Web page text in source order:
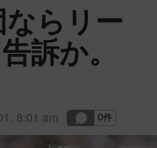
らリー
訴か。
8:01 am